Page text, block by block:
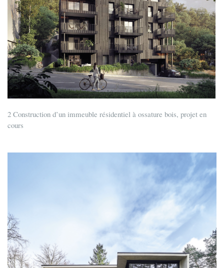
2 Construction d’un immeuble résidentiel à ossature bois, projet en
cours